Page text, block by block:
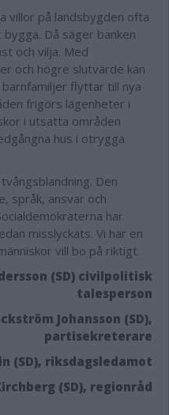
villor på landsbygden ofta
Då säger banken
och vilja. Med
och högre slutvärde kan
flyttar till nya
frigörs lägenheter i
i utsatta områden
hus i otrygga
Den
språk, ansvar och
har
misslyckats. Vi har en
vill bo på riktigt.
(SD) civilpolitisk
talesperson
Johansson (SD),
partisekreterare
(SD), riksdagsledamot
(SD), regionråd